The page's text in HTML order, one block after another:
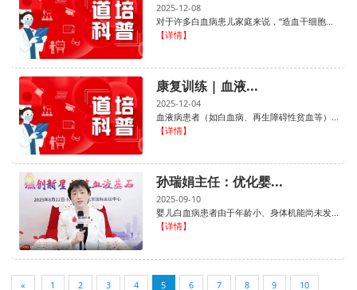
2025-12-08
对于许多白血病患儿家庭来说，“造血干细胞...
【详情】
康复训练 | 血液...
2025-12-04
血液病患者（如白血病、再生障碍性贫血等）...
【详情】
孙瑞娟主任：优化婴...
2025-09-10
婴儿白血病患者由于年龄小、身体机能尚未发...
【详情】
« 1 2 3 4 5 6 7 8 9 10